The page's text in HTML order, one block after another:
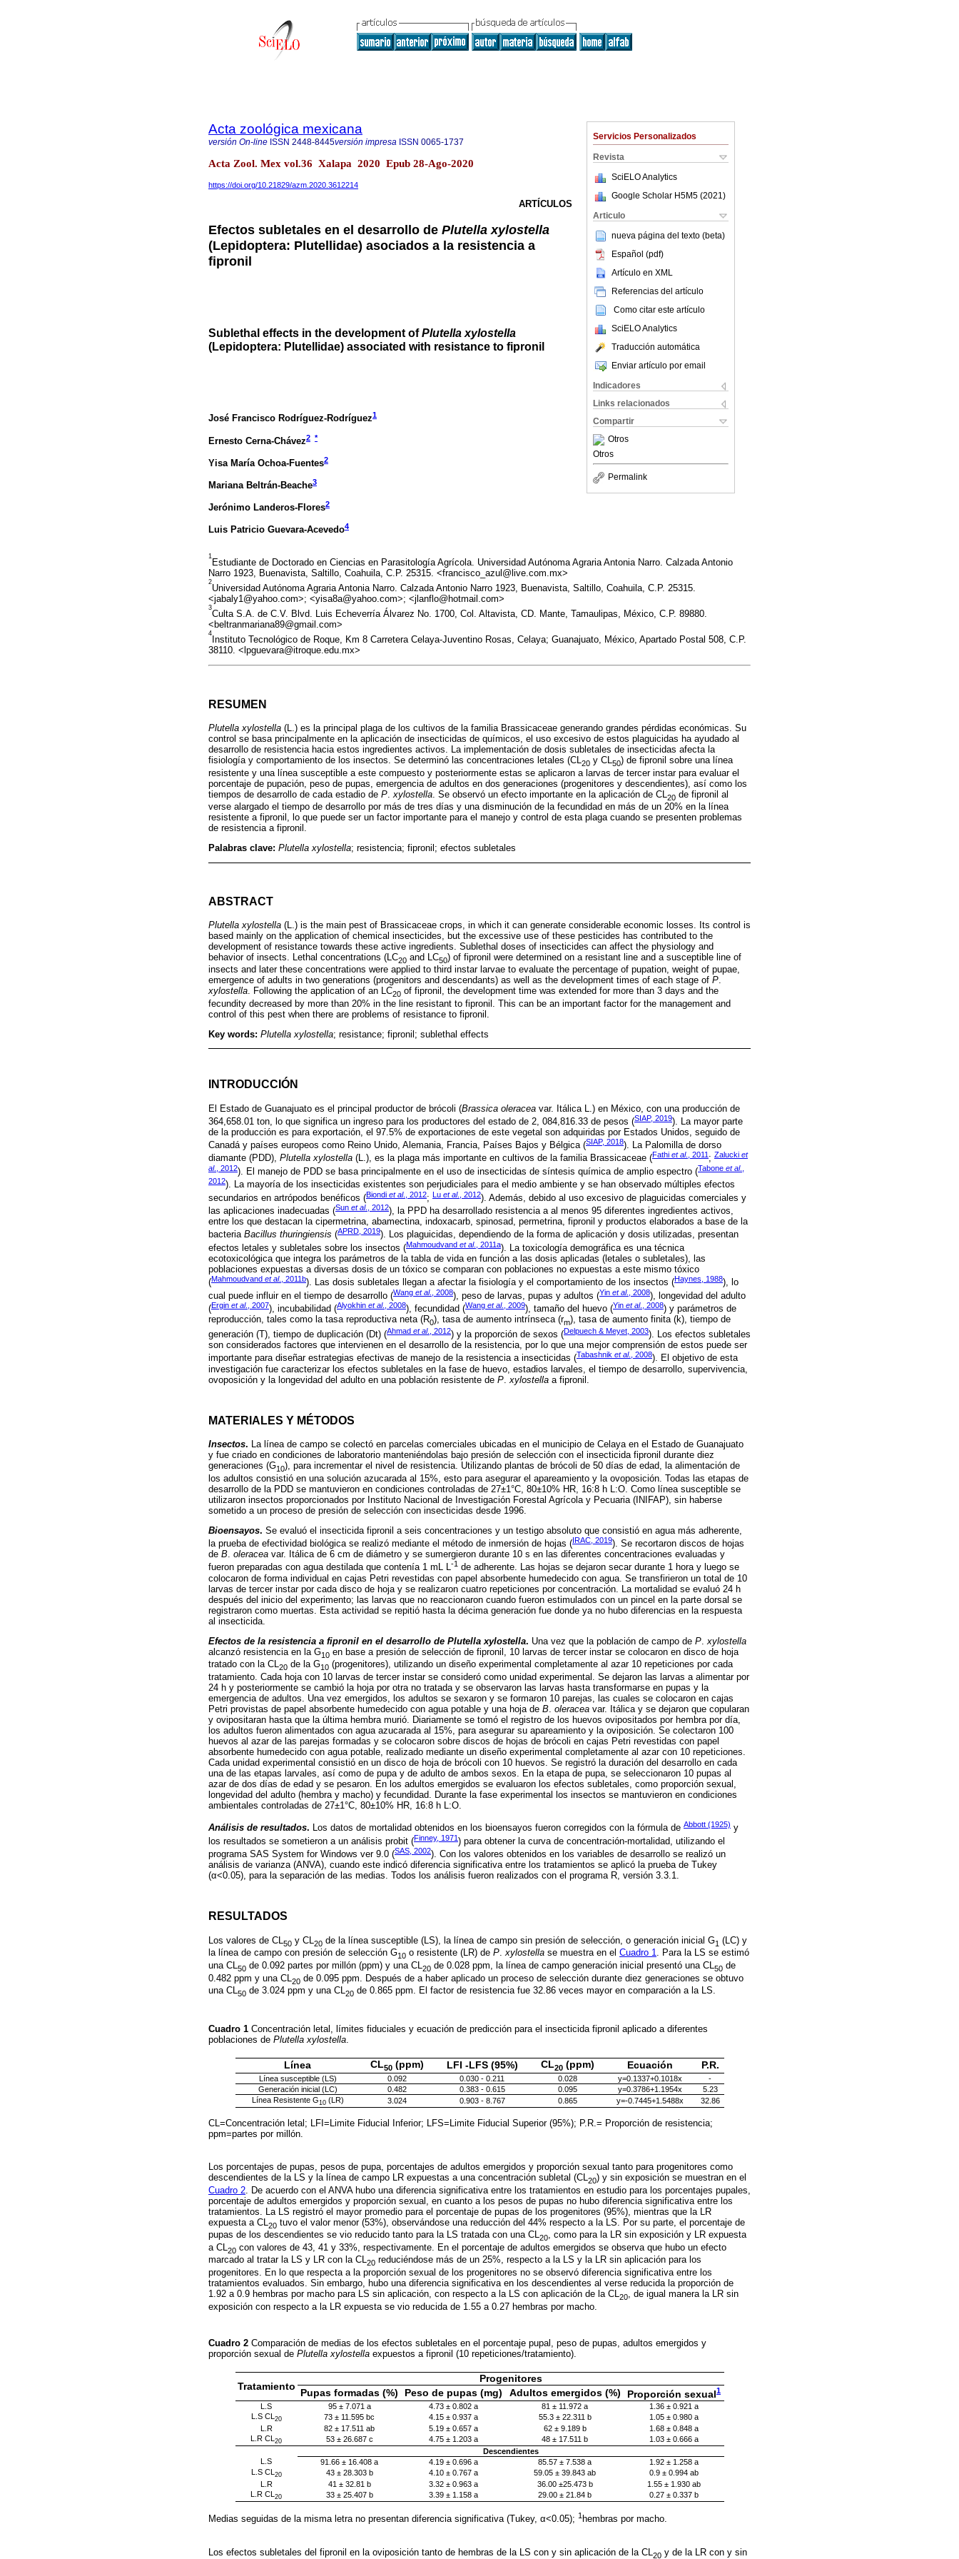
Servicios Personalizados
Revista
SciELO Analytics
Google Scholar H5M5 (2021 )
Articulo
nueva página del texto (beta)
Español (pdf)
Artículo en XML
Referencias del artículo
Como citar este artículo
SciELO Analytics
Traducción automática
Enviar artículo por email
Indicadores
Links relacionados
Compartir
Otros
Otros
Permalink
Acta zoológica mexicana
versión On-line ISSN 2448-8445versión impresa ISSN 0065-1737
Acta Zool. Mex vol.36 Xalapa 2020 Epub 28-Ago-2020
https://doi.org/10.21829/azm.2020.3612214
ARTÍCULOS
Efectos subletales en el desarrollo de Plutella xylostella
(Lepidoptera: Plutellidae) asociados a la resistencia a
fipronil
Sublethal effects in the development ofPlutella xylostella
(Lepidoptera: Plutellidae) associated with resistance to fipronil
José Francisco Rodríguez-Rodríguez1
Ernesto Cerna-Chávez2 *
Yisa María Ochoa-Fuentes2
Mariana Beltrán-Beache3
Jerónimo Landeros-Flores2
Luis Patricio Guevara-Acevedo4
1
Estudiante de Doctorado en Ciencias en Parasitología Agrícola. Universidad Autónoma Agraria Antonia Narro. Calzada Antonio
Narro 1923, Buenavista, Saltillo, Coahuila, C.P. 25315. <francisco_azul@live.com.mx>
2
Universidad Autónoma Agraria Antonia Narro. Calzada Antonio Narro 1923, Buenavista, Saltillo, Coahuila, C.P. 25315.
<jabaly1@yahoo.com>; <yisa8a@yahoo.com>; <jlanflo@hotmail.com>
3
Culta S.A. de C.V. Blvd. Luis Echeverría Álvarez No. 1700, Col. Altavista, CD. Mante, Tamaulipas, México, C.P. 89880.
<beltranmariana89@gmail.com>
4
Instituto Tecnológico de Roque, Km 8 Carretera Celaya-Juventino Rosas, Celaya; Guanajuato, México, Apartado Postal 508, C.P.
38110. <lpguevara@itroque.edu.mx>
RESUMEN
Plutella xylostella (L.) es la principal plaga de los cultivos de la familia Brassicaceae generando grandes pérdidas económicas. Su
control se basa principalmente en la aplicación de insecticidas de químicos, el uso excesivo de estos plaguicidas ha ayudado al
desarrollo de resistencia hacia estos ingredientes activos. La implementación de dosis subletales de insecticidas afecta la
fisiología y comportamiento de los insectos. Se determinó las concentraciones letales (CL20 y CL50) de fipronil sobre una línea
resistente y una línea susceptible a este compuesto y posteriormente estas se aplicaron a larvas de tercer instar para evaluar el
porcentaje de pupación, peso de pupas, emergencia de adultos en dos generaciones (progenitores y descendientes), así como los
tiempos de desarrollo de cada estadio de P xylostella . Se observó un efecto importante en la aplicación de CL 20 de fipronil al
verse alargado el tiempo de desarrollo por más de tres días y una disminución de la fecundidad en más de un 20% en la línea
resistente a fipronil, lo que puede ser un factor importante para el manejo y control de esta plaga cuando se presenten problemas
de resistencia a fipronil.
Palabras clave: Plutella xylostella; resistencia; fipronil; efectos subletales
ABSTRACT
Plutella xylostella (L.) is the main pest of Brassicaceae crops, in which it can generate considerable economic losses. Its control is
based mainly on the application of chemical insecticides, but the excessive use of these pesticides has contributed to the
development of resistance towards these active ingredients. Sublethal doses of insecticides can affect the physiology and
behavior of insects. Lethal concentrations (LC20 and LC50) of fipronil were determined on a resistant line and a susceptible line of
insects and later these concentrations were applied to third instar larvae to evaluate the percentage of pupation, weight of pupae,
emergence of adults in two generations (progenitors and descendants) as well as the development times of each stage of P.
xylostella. Following the application of an LC20 of fipronil, the development time was extended for more than 3 days and the
fecundity decreased by more than 20% in the line resistant to fipronil. This can be an important factor for the management and
control of this pest when there are problems of resistance to fipronil.
Key words: Plutella xylostella; resistance; fipronil; sublethal effects
INTRODUCCIÓN
El Estado de Guanajuato es el principal productor de brócoli (Brassica oleracea var. Itálica L.) en México, con una producción de
364,658.01 ton, lo que significa un ingreso para los productores del estado de 2, 084,816.33 de pesos (SIAP, 2019). La mayor parte
de la producción es para exportación, el 97.5% de exportaciones de este vegetal son adquiridas por Estados Unidos, seguido de
Canadá y países europeos como Reino Unido, Alemania, Francia, Países Bajos y Bélgica (SIAP, 2018). La Palomilla de dorso
diamante (PDD), Plutella xylostella (L.), es la plaga más importante en cultivos de la familia Brassicaceae (Fathi et al., 2011 ; Zalucki et
al., 2012). El manejo de PDD se basa principalmente en el uso de insecticidas de síntesis química de amplio espectro (Tabone et al.,
2012). La mayoría de los insecticidas existentes son perjudiciales para el medio ambiente y se han observado múltiples efectos
secundarios en artrópodos benéficos (Biondi et al., 2012; Lu et al., 2012). Además, debido al uso excesivo de plaguicidas comerciales y
las aplicaciones inadecuadas (Sun et al., 2012), la PPD ha desarrollado resistencia a al menos 95 diferentes ingredientes activos,
entre los que destacan la cipermetrina, abamectina, indoxacarb, spinosad, permetrina, fipronil y productos elaborados a base de la
bacteria Bacillus thuringiensis (APRD, 2019). Los plaguicidas, dependiendo de la forma de aplicación y dosis utilizadas, presentan
efectos letales y subletales sobre los insectos (Mahmoudvand et al., 2011a). La toxicología demográfica es una técnica
ecotoxicológica que integra los parámetros de la tabla de vida en función a las dosis aplicadas (letales o subletales), las
poblaciones expuestas a diversas dosis de un tóxico se comparan con poblaciones no expuestas a este mismo tóxico
(Mahmoudvand et al., 2011b). Las dosis subletales llegan a afectar la fisiología y el comportamiento de los insectos (Haynes, 1988), lo
cual puede influir en el tiempo de desarrollo (Wang et al., 2008), peso de larvas, pupas y adultos (Yin et al., 2008), longevidad del adulto
(Ergin et al., 2007), incubabilidad (Alyokhin et al., 2008), fecundidad (Wang et al., 2009), tamaño del huevo (Yin et al., 2008) y parámetros de
reproducción, tales como la tasa reproductiva neta (R0), tasa de aumento intrínseca (rm), tasa de aumento finita (k), tiempo de
generación (T), tiempo de duplicación (Dt) (Ahmad et al., 2012) y la proporción de sexos (Delpuech & Meyet, 2003). Los efectos subletales
son considerados factores que intervienen en el desarrollo de la resistencia, por lo que una mejor comprensión de estos puede ser
importante para diseñar estrategias efectivas de manejo de la resistencia a insecticidas (Tabashnik et al., 2008). El objetivo de esta
investigación fue caracterizar los efectos subletales en la fase de huevo, estadios larvales, el tiempo de desarrollo, supervivencia,
ovoposición y la longevidad del adulto en una población resistente de P xylostella a fipronil.
MATERIALES Y MÉTODOS
Insectos. La línea de campo se colectó en parcelas comerciales ubicadas en el municipio de Celaya en el Estado de Guanajuato
y fue criado en condiciones de laboratorio manteniéndolas bajo presión de selección con el insecticida fipronil durante diez
generaciones (G10), para incrementar el nivel de resistencia. Utilizando plantas de brócoli de 50 días de edad, la alimentación de
los adultos consistió en una solución azucarada al 15%, esto para asegurar el apareamiento y la ovoposición. Todas las etapas de
desarrollo de la PDD se mantuvieron en condiciones controladas de 27±1°C, 80±10% HR, 16:8 h L:O. Como línea susceptible se
utilizaron insectos proporcionados por Instituto Nacional de Investigación Forestal Agrícola y Pecuaria (INIFAP), sin haberse
sometido a un proceso de presión de selección con insecticidas desde 1996.
Bioensayos. Se evaluó el insecticida fipronil a seis concentraciones y un testigo absoluto que consistió en agua más adherente,
la prueba de efectividad biológica se realizó mediante el método de inmersión de hojas (IRAC, 2019). Se recortaron discos de hojas
de B. oleracea var. Itálica de 6 cm de diámetro y se sumergieron durante 10 s en las diferentes concentraciones evaluadas y
fueron preparadas con agua destilada que contenía 1 mL L-1 de adherente. Las hojas se dejaron secar durante 1 hora y luego se
colocaron de forma individual en cajas Petri revestidas con papel absorbente humedecido con agua. Se transfirieron un total de 10
larvas de tercer instar por cada disco de hoja y se realizaron cuatro repeticiones por concentración. La mortalidad se evaluó 24 h
después del inicio del experimento; las larvas que no reaccionaron cuando fueron estimulados con un pincel en la parte dorsal se
registraron como muertas. Esta actividad se repitió hasta la décima generación fue donde ya no hubo diferencias en la respuesta
al insecticida.
Efectos de la resistencia a fipronil en el desarrollo de Plutella xylostella. Una vez que la población de campo de P xylostella
alcanzó resistencia en la G10 en base a presión de selección de fipronil, 10 larvas de tercer instar se colocaron en disco de hoja
tratado con la CL20 de la G10 (progenitores), utilizando un diseño experimental completamente al azar 10 repeticiones por cada
tratamiento. Cada hoja con 10 larvas de tercer instar se consideró como unidad experimental. Se dejaron las larvas a alimentar por
24 h y posteriormente se cambió la hoja por otra no tratada y se observaron las larvas hasta transformarse en pupas y la
emergencia de adultos. Una vez emergidos, los adultos se sexaron y se formaron 10 parejas, las cuales se colocaron en cajas
Petri provistas de papel absorbente humedecido con agua potable y una hoja de B. oleracea var. Itálica y se dejaron que copularan
y ovipositaran hasta que la última hembra murió. Diariamente se tomó el registro de los huevos ovipositados por hembra por día,
los adultos fueron alimentados con agua azucarada al 15%, para asegurar su apareamiento y la oviposición. Se colectaron 100
huevos al azar de las parejas formadas y se colocaron sobre discos de hojas de brócoli en cajas Petri revestidas con papel
absorbente humedecido con agua potable, realizado mediante un diseño experimental completamente al azar con 10 repeticiones.
Cada unidad experimental consistió en un disco de hoja de brócoli con 10 huevos. Se registró la duración del desarrollo en cada
una de las etapas larvales, así como de pupa y de adulto de ambos sexos. En la etapa de pupa, se seleccionaron 10 pupas al
azar de dos días de edad y se pesaron. En los adultos emergidos se evaluaron los efectos subletales, como proporción sexual,
longevidad del adulto (hembra y macho) y fecundidad. Durante la fase experimental los insectos se mantuvieron en condiciones
ambientales controladas de 27±1°C, 80±10% HR, 16:8 h L:O.
Análisis de resultados. Los datos de mortalidad obtenidos en los bioensayos fueron corregidos con la fórmula de Abbott (1925) y
los resultados se sometieron a un análisis probit (Finney, 1971) para obtener la curva de concentración-mortalidad, utilizando el
programa SAS System for Windows ver 9.0 (SAS, 2002). Con los valores obtenidos en los variables de desarrollo se realizó un
análisis de varianza (ANVA), cuando este indicó diferencia significativa entre los tratamientos se aplicó la prueba de Tukey
(α<0.05), para la separación de las medias. Todos los análisis fueron realizados con el programa R, versión 3.3.1.
RESULTADOS
Los valores de CL 50 y CL 20 de la línea susceptible (LS), la línea de campo sin presión de selección, o generación inicial G1 (LC) y
la línea de campo con presión de selección G10 o resistente (LR) de P.xylostella se muestra en el Cuadro 1. Para la LS se estimó
una CL 50 de 0.092 partes por millón (ppm) y una CL 20 de 0.028 ppm, la línea de campo generación inicial presentó una CL 50 de
0.482 ppm y una CL 20 de 0.095 ppm. Después de a haber aplicado un proceso de selección durante diez generaciones se obtuvo
una CL50 de 3.024 ppm y una CL20 de 0.865 ppm. El factor de resistencia fue 32.86 veces mayor en comparación a la LS.
Cuadro 1 Concentración letal, límites fiduciales y ecuación de predicción para el insecticida fipronil aplicado a diferentes
poblaciones de Plutella xylostella.
Línea CL50(ppm) LFI -LFS (95%) CL20(ppm) Ecuación P.R.
Línea susceptible (LS) 0.092 0.030 - 0.211 0.028 y=0.1337+0.1018x
-
Generación inicial (LC)
0.482 0.383 - 0.615 0.095 y=0.3786+1.1954x
5.23
Línea Resistente G10(LR) 3.024 0.903 - 8.767 0.865 y=-0.7445+1.5488x 32.86
CL=Concentración letal; LFI=Limite Fiducial Inferior; LFS=Limite Fiducial Superior (95%); P.R.= Proporción de resistencia;
ppm=partes por millón.
Los porcentajes de pupas, pesos de pupa, porcentajes de adultos emergidos y proporción sexual tanto para progenitores como
descendientes de la LS y la línea de campo LR expuestas a una concentración subletal (CL 20) y sin exposición se muestran en el
Cuadro 2 . De acuerdo con el ANVA hubo una diferencia significativa entre los tratamientos en estudio para los porcentajes pupales,
porcentaje de adultos emergidos y proporción sexual, en cuanto a los pesos de pupas no hubo diferencia significativa entre los
tratamientos. La LS registró el mayor promedio para el porcentaje de pupas de los progenitores (95%), mientras que la LR
expuesta a CL 20 tuvo el valor menor (53%), observándose una reducción del 44% respecto a la LS. Por su parte, el porcentaje de
pupas de los descendientes se vio reducido tanto para la LS tratada con una CL20, como para la LR sin exposición y LR expuesta
a CL 20 con valores de 43, 41 y 33%, respectivamente. En el porcentaje de adultos emergidos se observa que hubo un efecto
marcado al tratar la LS y LR con la CL20 reduciéndose más de un 25%, respecto a la LS y la LR sin aplicación para los
progenitores. En lo que respecta a la proporción sexual de los progenitores no se observó diferencia significativa entre los
tratamientos evaluados. Sin embargo, hubo una diferencia significativa en los descendientes al verse reducida la proporción de
1.92 a 0.9 hembras por macho para LS sin aplicación, con respecto a la LS con aplicación de la CL20, de igual manera la LR sin
exposición con respecto a la LR expuesta se vio reducida de 1.55 a 0.27 hembras por macho.
Cuadro 2 Comparación de medias de los efectos subletales en el porcentaje pupal, peso de pupas, adultos emergidos y
proporción sexual de Plutella xylostella expuestos a fipronil (10 repeticiones/tratamiento).
Tratamiento
Progenitores
Pupas formadas (%)
Peso de pupas (mg) Adultos emergidos (%) Proporción sexual 1
L.S
95 ± 7.071 a 4.73 ± 0.802 a 81 ± 11.972 a
1.36 ± 0.921 a
L.S CL 20 73 ± 11.595 bc 4.15 ± 0.937 a 55.3 ± 22.311 b
1.05 ± 0.980 a
L.R
82 ± 17.511 ab 5.19 ± 0.657 a 62 ± 9.189 b
1.68 ± 0.848 a
L.R CL 20 53 ± 26.687 c 4.75 ± 1.203 a 48 ± 17.511 b
1.03 ± 0.666 a
Descendientes
L.S
91.66 ± 16.408 a 4.19 ± 0.696 a 85.57 ± 7.538 a
1.92 ± 1.258 a
L.S CL 20 43 ± 28.303 b 4.10 ± 0.767 a 59.05 ± 39.843 ab
0.9 ± 0.994 ab
L.R
41 ± 32.81 b 3.32 ± 0.963 a 36.00 ±25.473 b
1.55 ± 1.930 ab
L.R CL 20 33 ± 25.407 b 3.39 ± 1.158 a 29.00 ± 21.84 b 0.27 ± 0.337 b
Medias seguidas de la misma letra no presentan diferencia significativa (Tukey, α<0.05); 1hembras por macho.
Los efectos subletales del fipronil en la oviposición tanto de hembras de la LS con y sin aplicación de la CL20 y de la LR con y sin